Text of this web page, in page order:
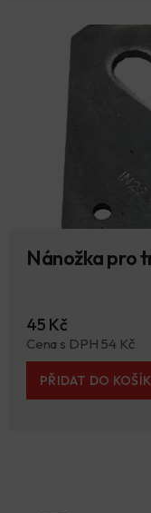
Nánožka pro
45 Kč
Cena s DPH 54 Kč
PŘIDAT DO